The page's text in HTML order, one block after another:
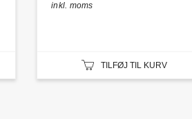
inkl. moms
TILFØJ TIL KURV